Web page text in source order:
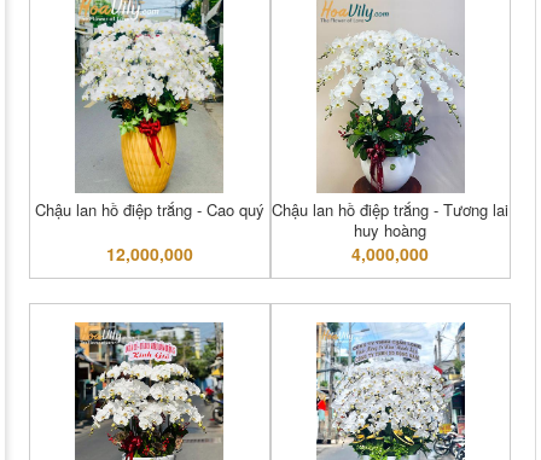
Chậu lan hồ điệp trắng - Cao quý
12,000,000
Chậu lan hồ điệp trắng - Tương lai
huy hoàng
4,000,000